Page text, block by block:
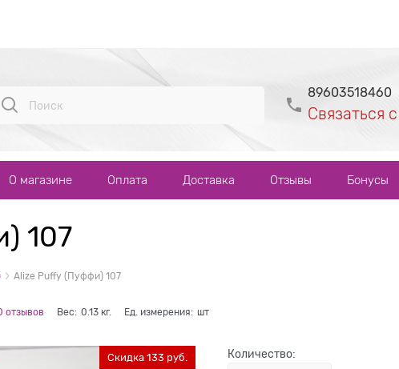
89603518460
Связаться
О магазине Оплата Доставка Отзывы Бонусы
107
Alize Puffy (Пуффи) 107
отзывов Вес: 0.13кг. Ед. измерения: шт
Скидка 133 руб. Количество: